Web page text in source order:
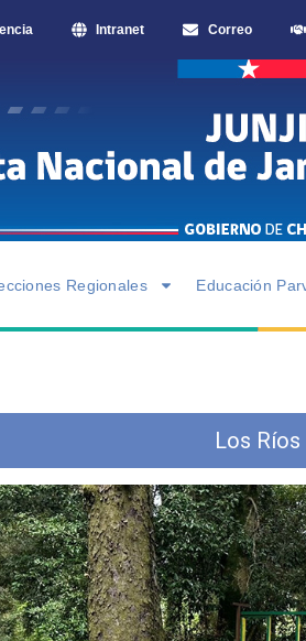
Intranet Correo
Regionales Educación
Los Ríos